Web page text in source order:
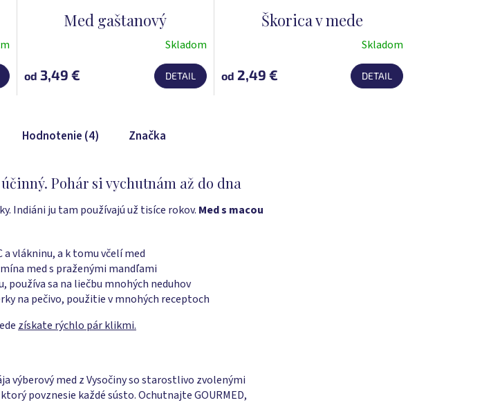
Med gaštanový
produktu
5
Skladom
od 3,49 € DETAIL
Škorica v mede
produktu
Skladom
od 2,49 € DETAIL
Hodnotenie (4) Značka
Pohár si vychutnám až do dna
Indiáni ju tam používajú už tisíce rokov. Med s macou
a vlákninu, a k tomu včelí med
med s praženými mandľami
používa sa na liečbu mnohých neduhov
na pečivo, použitie v mnohých receptoch
získate rýchlo pár klikmi.
výberový med z Vysočiny so starostlivo zvolenými
povznesie každé sústo. Ochutnajte GOURMED,